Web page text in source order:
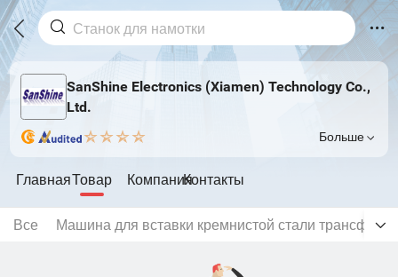
SanShine Electronics (Xiamen) Technology Co.,
Ltd.
Больше
ГлавнаяТовар КомпанияКонтакты
Все Машина для вставки кремнистой стали